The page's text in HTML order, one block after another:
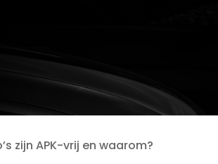
zijn APK-vrij en waarom?